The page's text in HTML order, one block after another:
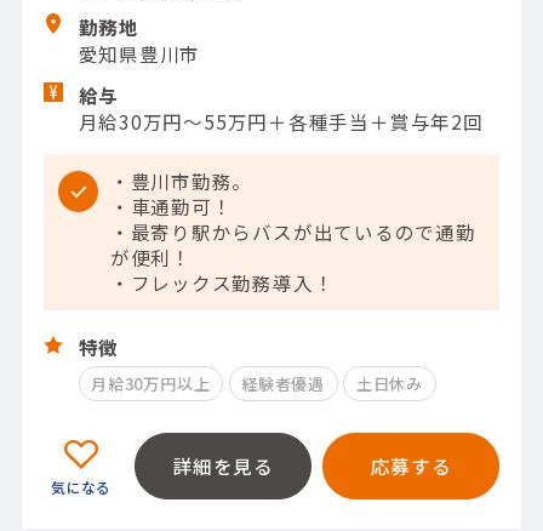
勤務地
愛知県豊川市
給与
月給30万円～55万円＋各種手当＋賞与年2回
・豊川市勤務。
・車通勤可！
・最寄り駅からバスが出ているので通勤
が便利！
・フレックス勤務導入！
特徴
月給30万円以上 経験者優遇 土日休み
詳細を見る 応募する